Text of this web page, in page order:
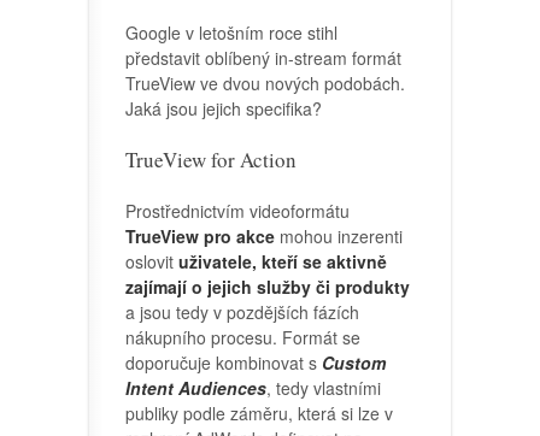
Google v letošním roce stihl
představit oblíbený in-stream formát
TrueView ve dvou nových podobách.
Jaká jsou jejich specifika?
TrueView for Action
Prostřednictvím videoformátu
TrueView pro akce mohou inzerenti
oslovit uživatele, kteří se aktivně
zajímají o jejich služby či produkty
a jsou tedy v pozdějších fázích
nákupního procesu. Formát se
doporučuje kombinovat s Custom
Intent Audiences, tedy vlastními
publiky podle záměru, která si lze v